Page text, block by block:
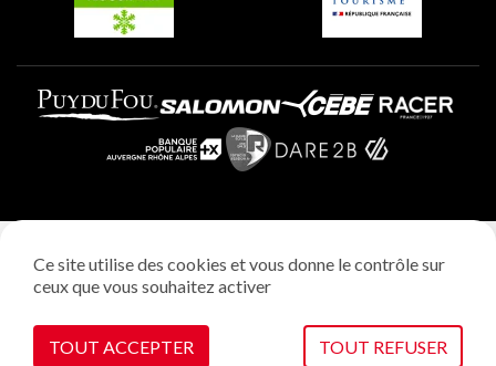
Gestion des cookies
Ce site utilise des cookies et vous donne le contrôle sur
ceux que vous souhaitez activer
TOUT ACCEPTER TOUT REFUSER